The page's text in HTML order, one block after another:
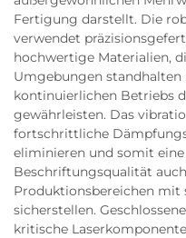
Fertigung darstellt. Die
verwendet
hochwertige Materialien,
Umgebungen
kontinuierlichen Betriebs
gewährleisten. Das
fortschrittliche
eliminieren und somit
Beschriftungsqualität
Produktionsbereichen mit
sicherstellen.
kritische